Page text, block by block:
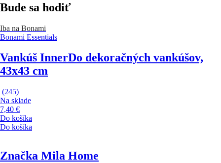
Bude sa hodiť
Iba na Bonami
Bonami Essentials
Vankúš InnerDo dekoračných vankúšov,
43x43 cm
(245)
Na sklade
7,40 €
Do košíka
Do košíka
Značka Mila Home